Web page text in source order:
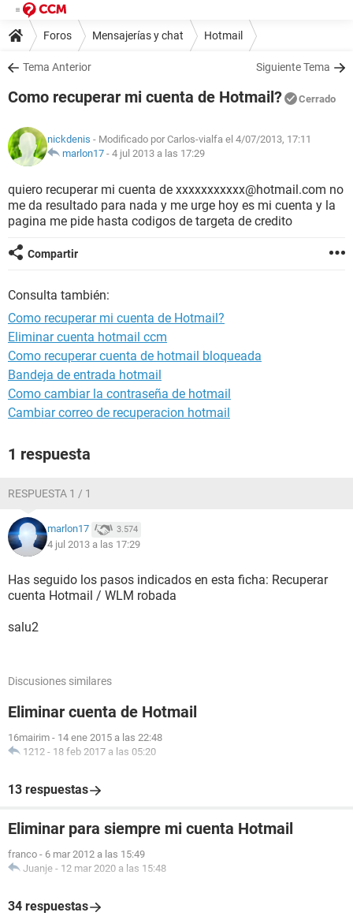
Foros Mensajerías y chat Hotmail
Tema Anterior Siguiente Tema
Como recuperar mi cuenta de Hotmail? Cerrado
nickdenis - Modificado por Carlos-vialfa el 4/07/2013, 17:11
marlon17 - 4 jul 2013 a las 17:29
quiero recuperar mi cuenta de xxxxxxxxxxx@hotmail.com no
me da resultado para nada y me urge hoy es mi cuenta y la
pagina me pide hasta codigos de targeta de credito
Compartir
Consulta también:
Como recuperar mi cuenta de Hotmail?
Eliminar cuenta hotmail ccm
Como recuperar cuenta de hotmail bloqueada
Bandeja de entrada hotmail
Como cambiar la contraseña de hotmail
Cambiar correo de recuperacion hotmail
1 respuesta
RESPUESTA 1 / 1
marlon17 3.574
4 jul 2013 a las 17:29
Has seguido los pasos indicados en esta ficha: Recuperar
cuenta Hotmail / WLM robada
salu2
Discusiones similares
Eliminar cuenta de Hotmail
16mairim - 14 ene 2015 a las 22:48
1212 - 18 feb 2017 a las 05:20
13 respuestas
Eliminar para siempre mi cuenta Hotmail
franco - 6 mar 2012 a las 15:49
Juanje - 12 mar 2020 a las 15:48
34 respuestas